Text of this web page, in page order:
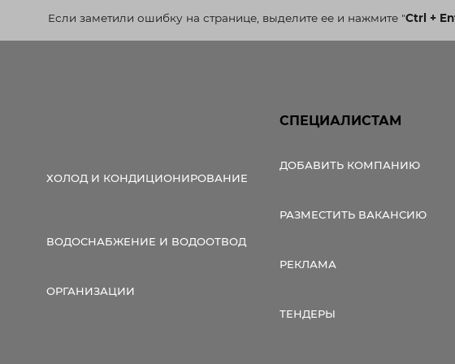
Если заметили ошибку на странице, выделите ее и нажмите"Ctrl +
ХОЛОД И КОНДИЦИОНИРОВАНИЕ
ВОДОСНАБЖЕНИЕ И ВОДООТВОД
ОРГАНИЗАЦИИ
СПЕЦИАЛИСТАМ
ДОБАВИТЬ КОМПАНИЮ
РАЗМЕСТИТЬ ВАКАНСИЮ
РЕКЛАМА
ТЕНДЕРЫ